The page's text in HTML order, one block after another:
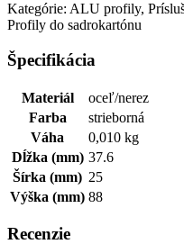
Kategórie: ALU profily,
Profily do sadrokartónu
Špecifikácia
Materiál
oceľ/nerez
Farba
strieborná
Váha
0,010 kg
Dĺžka (mm) 37.6
Šírka (mm) 25
Výška (mm) 88
Recenzie